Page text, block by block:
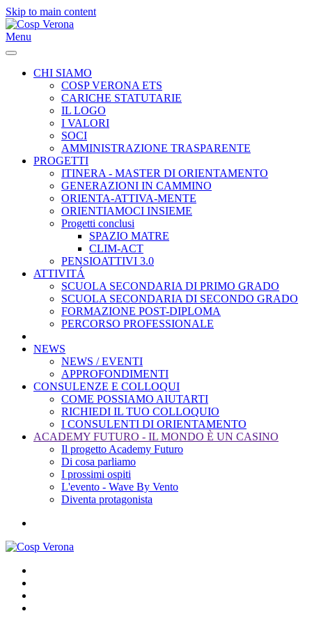
Skip to main content
Menu
CHI SIAMO
COSP VERONA ETS
CARICHE STATUTARIE
IL LOGO
I VALORI
SOCI
AMMINISTRAZIONE TRASPARENTE
PROGETTI
ITINERA - MASTER DI ORIENTAMENTO
GENERAZIONI IN CAMMINO
ORIENTA-ATTIVA-MENTE
ORIENTIAMOCI INSIEME
Progetti conclusi
SPAZIO MATRE
CLIM-ACT
PENSIOATTIVI 3.0
ATTIVITÁ
SCUOLA SECONDARIA DI PRIMO GRADO
SCUOLA SECONDARIA DI SECONDO GRADO
FORMAZIONE POST-DIPLOMA
PERCORSO PROFESSIONALE
NEWS
NEWS / EVENTI
APPROFONDIMENTI
CONSULENZE E COLLOQUI
COME POSSIAMO AIUTARTI
RICHIEDI IL TUO COLLOQUIO
I CONSULENTI DI ORIENTAMENTO
ACADEMY FUTURO - IL MONDO È UN CASINO
Il progetto Academy Futuro
Di cosa parliamo
I prossimi ospiti
L'evento - Wave By Vento
Diventa protagonista